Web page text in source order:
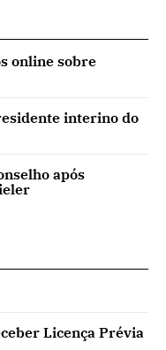
online sobre
interino do
após
Licença Prévia